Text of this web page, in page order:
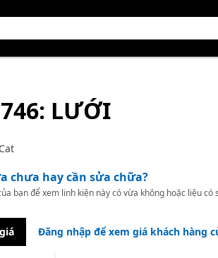
: LƯỚI
chưa hay cần sửa chữa?
bạn để xem linh kiện này có vừa không hoặc liệu có
Đăng nhập để xem giá khách hàng